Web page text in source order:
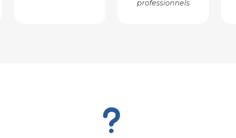
professionnels
u